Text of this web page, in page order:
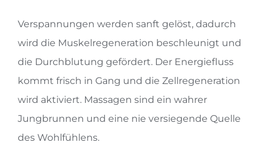
Verspannungen werden sanft gelöst, dadurch
wird die Muskelregeneration beschleunigt und
die Durchblutung gefördert. Der Energiefluss
kommt frisch in Gang und die Zellregeneration
wird aktiviert. Massagen sind ein wahrer
Jungbrunnen und eine nie versiegende Quelle
des Wohlfühlens.